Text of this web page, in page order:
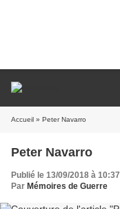
Accueil » Peter Navarro
Peter Navarro
Publié le 13/09/2018 à 10:37
Par Mémoires de Guerre